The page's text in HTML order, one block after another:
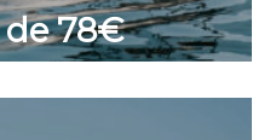
78€